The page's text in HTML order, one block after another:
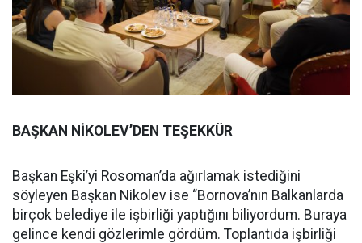
BAŞKAN NİKOLEV’DEN TEŞEKKÜR
Başkan Eşki’yi Rosoman’da ağırlamak istediğini
söyleyen Başkan Nikolev ise “Bornova’nın Balkanlarda
birçok belediye ile işbirliği yaptığını biliyordum. Buraya
gelince kendi gözlerimle gördüm. Toplantıda işbirliği